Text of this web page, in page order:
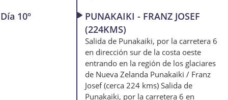
Día 10º
PUNAKAIKI - FRANZ JOSEF
(224KMS)
Salida de Punakaiki, por la carretera 6
en dirección sur de la costa oeste
entrando en la región de los glaciares
de Nueva Zelanda Punakaiki / Franz
Josef (cerca 224 kms) Salida de
Punakaiki, por la carretera 6 en